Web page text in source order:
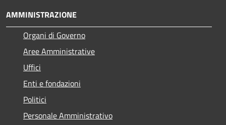
AMMINISTRAZIONE
Organi di Governo
Aree Amministrative
Uffici
Enti e fondazioni
Politici
Personale Amministrativo